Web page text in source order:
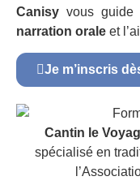
Canisy vous
narration orale et
Je m’inscris
Cantin le
spécialisé en